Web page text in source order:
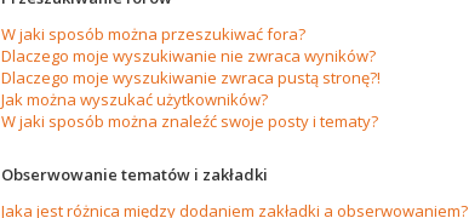
W jaki sposób można przeszukiwać fora?
Dlaczego moje wyszukiwanie nie zwraca wyników?
Dlaczego moje wyszukiwanie zwraca pustą stronę?!
Jak można wyszukać użytkowników?
W jaki sposób można znaleźć swoje posty i tematy?
Obserwowanie tematów i zakładki
Jaka jest różnica między dodaniem zakładki a obserwowaniem?